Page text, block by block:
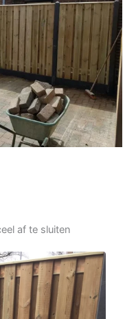
af te sluiten